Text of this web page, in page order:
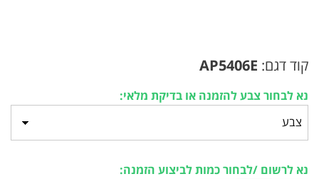
קוד דגם: AP5406E
נא לבחור צבע להזמנה או בדיקת מלאי:
נא לרשום /לבחור כמות לביצוע הזמנה: